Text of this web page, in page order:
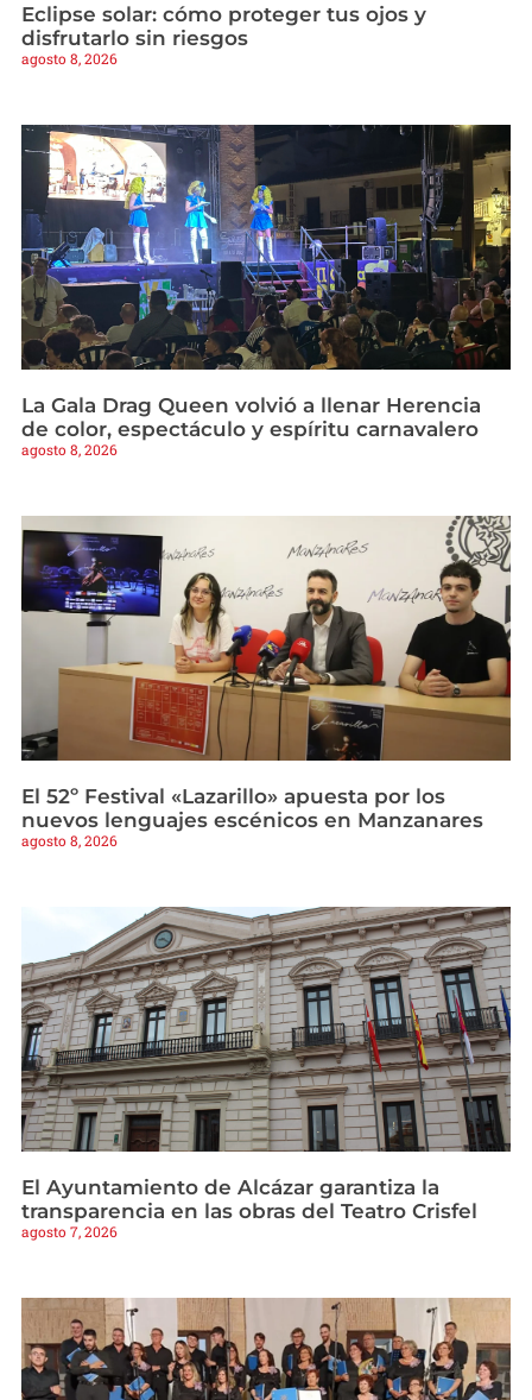
Eclipse solar: cómo proteger tus ojos y
disfrutarlo sin riesgos
agosto 8, 2026
La Gala Drag Queen volvió a llenar Herencia
de color, espectáculo y espíritu carnavalero
agosto 8, 2026
El 52º Festival «Lazarillo» apuesta por los
nuevos lenguajes escénicos en Manzanares
agosto 8, 2026
El Ayuntamiento de Alcázar garantiza la
transparencia en las obras del Teatro Crisfel
agosto 7, 2026